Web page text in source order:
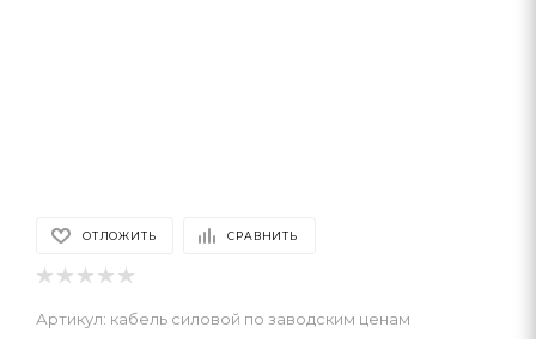
ОТЛОЖИТЬ СРАВНИТЬ
Артикул: кабель силовой по заводским ценам